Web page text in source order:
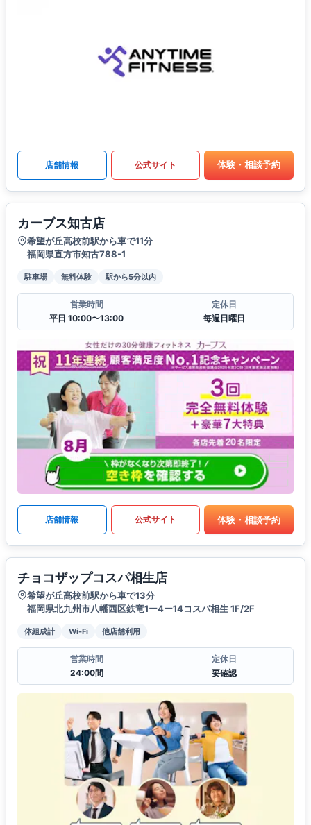
店舗情報 公式サイト 体験・相談予約
カーブス知古店
希望が丘高校前駅から車で11分
福岡県直方市知古788-1
駐車場 無料体験 駅から5分以内
営業時間
平日 10:00〜13:00
定休日
毎週日曜日
店舗情報 公式サイト 体験・相談予約
チョコザップコスパ相生店
希望が丘高校前駅から車で13分
福岡県北九州市八幡西区鉄竜1ー4ー14コスパ相生 1F/2F
体組成計 Wi-Fi 他店舗利用
営業時間
24:00間
定休日
要確認